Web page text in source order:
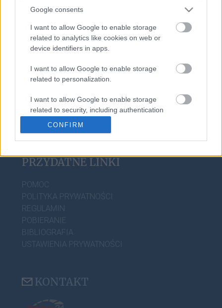
Google consents
I want to allow Google to enable storage
related to analytics like cookies on web or
device identifiers in apps.
I want to allow Google to enable storage
related to personalization.
I want to allow Google to enable storage
related to security, including authentication
CONFIRM
WIEDZA JĘZYKOWA
KOMPENDIUM
SŁOWNIK POPRAWNEJ POLSZCZYZNY
SŁOWNIK BŁĘDÓW JĘZYKOWYCH
PORADNIA JĘZYKOWA
CIEKAWOSTKI
PRZYDATNE LINKI
POMOC
POLITYKA PRYWATNOŚCI
REGULAMIN
POBIERANIE
BIBLIOGRAFIA
USTAWIENIA PRYWATNOŚCI
KONTAKT